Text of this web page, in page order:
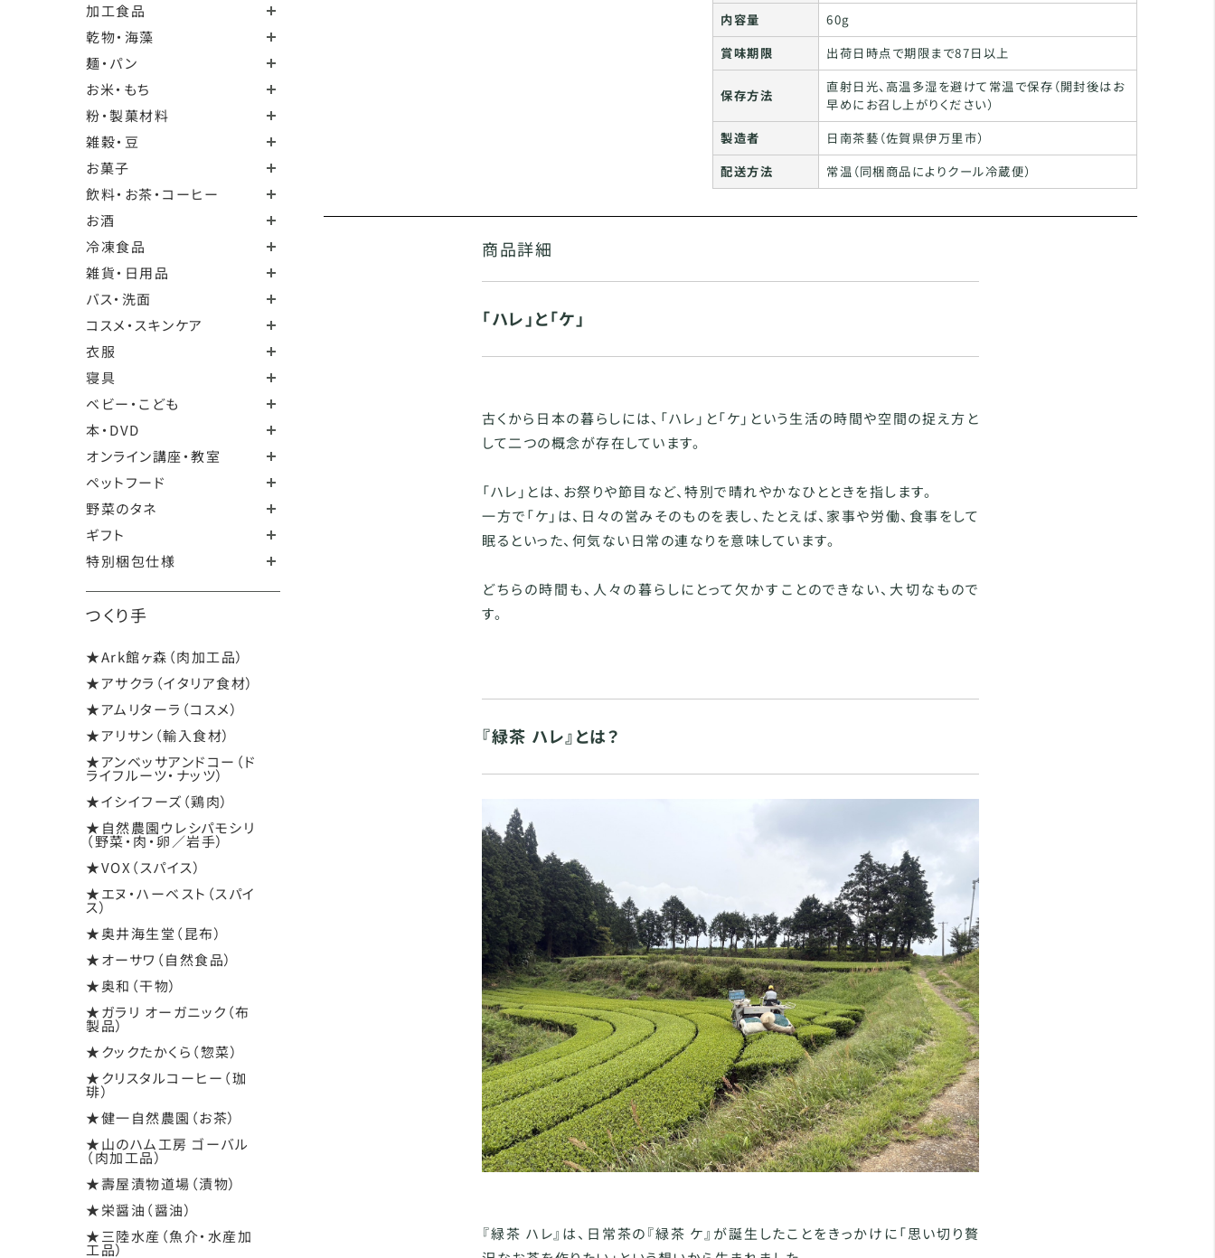
加工食品
乾物・海藻
麺・パン
お米・もち
粉・製菓材料
雑穀・豆
お菓子
飲料・お茶・コーヒー
お酒
冷凍食品
雑貨・日用品
バス・洗面
コスメ・スキンケア
衣服
寝具
ベビー・こども
本・DVD
オンライン講座・教室
ペットフード
野菜のタネ
ギフト
特別梱包仕様
つくり手
★Ark館ヶ森（肉加工品）
★アサクラ（イタリア食材）
★アムリターラ（コスメ）
★アリサン（輸入食材）
★アンベッサアンドコー（ド
ライフルーツ・ナッツ）
★イシイフーズ（鶏肉）
★自然農園ウレシパモシリ
（野菜・肉・卵／岩手）
★VOX（スパイス）
★エヌ・ハーベスト（スパイ
ス）
★奥井海生堂（昆布）
★オーサワ（自然食品）
★奥和（干物）
★ガラリ オーガニック（布
製品）
★クックたかくら（惣菜）
★クリスタルコーヒー（珈
琲）
★健一自然農園（お茶）
★山のハム工房 ゴーバル
（肉加工品）
★壽屋漬物道場（漬物）
★栄醤油（醤油）
★三陸水産（魚介・水産加
工品）
内容量
60g
賞味期限
出荷日時点で期限まで87日以上
保存方法
直射日光、高温多湿を避けて常温で保存（開封後はお
早めにお召し上がりください）
製造者
日南茶藝（佐賀県伊万里市）
配送方法
常温（同梱商品によりクール冷蔵便）
商品詳細
「ハレ」と「ケ」
古くから日本の暮らしには、「ハレ」と「ケ」という生活の時間や空間の捉え方と
して二つの概念が存在しています。
「ハレ」とは、お祭りや節目など、特別で晴れやかなひとときを指します。
一方で「ケ」は、日々の営みそのものを表し、たとえば、家事や労働、食事をして
眠るといった、何気ない日常の連なりを意味しています。
どちらの時間も、人々の暮らしにとって欠かすことのできない、大切なもので
す。
『緑茶 ハレ』とは？
『緑茶 ハレ』は、日常茶の『緑茶 ケ』が誕生したことをきっかけに「思い切り贅